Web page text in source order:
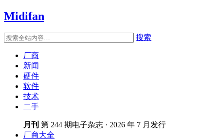
Midifan
搜索
厂商
新闻
硬件
软件
技术
二手
月刊 第 244 期电子杂志 · 2026 年 7 月发行
厂商大全